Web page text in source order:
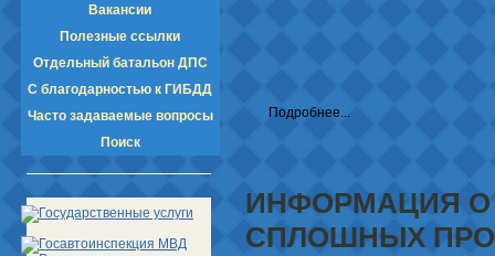
Вакансии
Полезные ссылки
Отдельный батальон ДПС
С благодарностью к ГИБДД
Часто задаваемые вопросы
Поиск
Подробнее...
ИНФОРМАЦИЯ
СПЛОШНЫХ